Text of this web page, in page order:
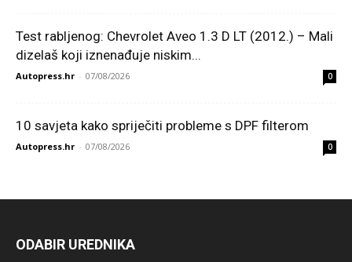
Test rabljenog: Chevrolet Aveo 1.3 D LT (2012.) – Mali
dizelaš koji iznenađuje niskim...
Autopress.hr - 07/08/2026 0
10 savjeta kako spriječiti probleme s DPF filterom
Autopress.hr - 07/08/2026 0
ODABIR UREDNIKA